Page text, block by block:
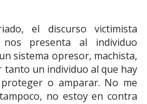
el discurso victimista
presenta al individuo
sistema opresor, machista,
un individuo al que hay
o amparar. No me
no estoy en contra